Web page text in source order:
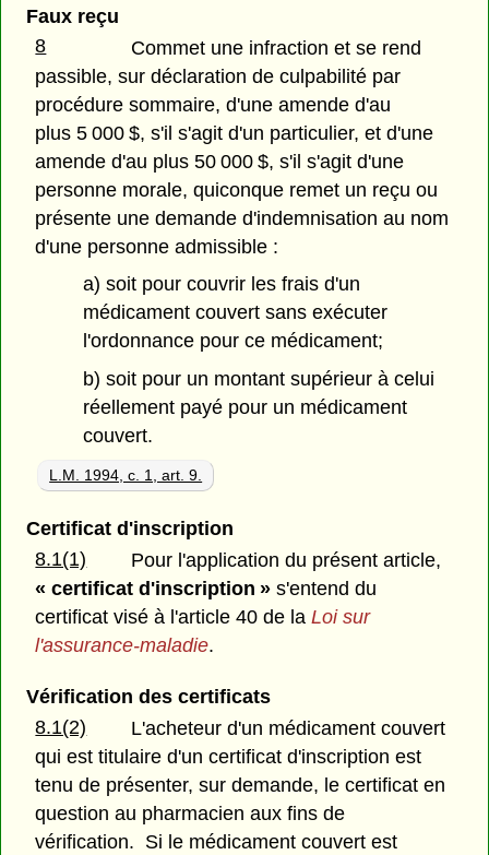
Faux reçu
8
Commet une infraction et se rend
passible, sur déclaration de culpabilité par
procédure sommaire, d'une amende d'au
plus 5 000 $, s'il s'agit d'un particulier, et d'une
amende d'au plus 50 000 $, s'il s'agit d'une
personne morale, quiconque remet un reçu ou
présente une demande d'indemnisation au nom
d'une personne admissible :
a) soit pour couvrir les frais d'un
médicament couvert sans exécuter
l'ordonnance pour ce médicament;
b) soit pour un montant supérieur à celui
réellement payé pour un médicament
couvert.
L.M. 1994, c. 1, art. 9.
Certificat d'inscription
8.1(1)
Pour l'application du présent article,
« certificat d'inscription » s'entend du
certificat visé à l'article 40 de la Loi sur
l'assurance-maladie.
Vérification des certificats
8.1(2)
L'acheteur d'un médicament couvert
qui est titulaire d'un certificat d'inscription est
tenu de présenter, sur demande, le certificat en
question au pharmacien aux fins de
vérification. Si le médicament couvert est